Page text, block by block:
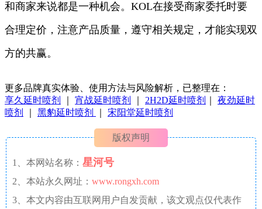
和商家来说都是一种机会。KOL在接受商家委托时要
合理定价，注意产品质量，遵守相关规定，才能实现双
方的共赢。
更多品牌真实体验、使用方法与风险解析，已整理在：
享久延时喷剂
宵战延时喷剂 2H2D延时喷剂
夜劲延时
喷剂
黑豹延时喷剂 宋阳堂延时喷剂
版权声明
1、本网站名称： 星河号
2、本站永久网址： www.rongxh.com
3、本文内容由互联网用户自发贡献，该文观点仅代表作